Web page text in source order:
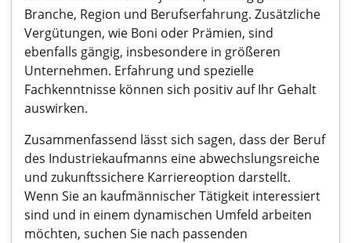
Branche, Region und Berufserfahrung. Zusätzliche
Vergütungen, wie Boni oder Prämien, sind
ebenfalls gängig, insbesondere in größeren
Unternehmen. Erfahrung und spezielle
Fachkenntnisse können sich positiv auf Ihr Gehalt
auswirken.
Zusammenfassend lässt sich sagen, dass der Beruf
des Industriekaufmanns eine abwechslungsreiche
und zukunftssichere Karriereoption darstellt.
Wenn Sie an kaufmännischer Tätigkeit interessiert
sind und in einem dynamischen Umfeld arbeiten
möchten, suchen Sie nach passenden